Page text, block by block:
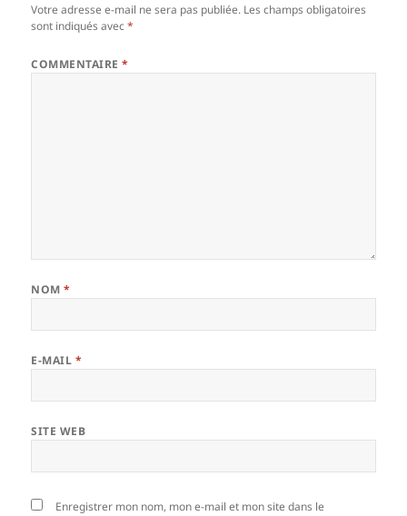
Votre adresse e-mail ne sera pas publiée. Les champs obligatoires
sont indiqués avec*
COMMENTAIRE*
NOM*
E-MAIL *
SITE WEB
Enregistrer mon nom, mon e-mail et mon site dans le